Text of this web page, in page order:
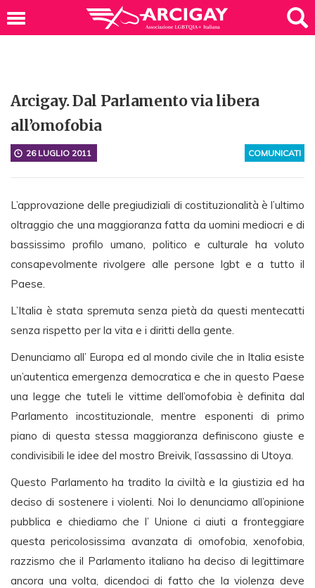
Arcigay. Dal Parlamento via libera
all’omofobia
COMUNICATI
26 LUGLIO 2011
L’approvazione delle pregiudiziali di costituzionalità è l’ultimo
oltraggio che una maggioranza fatta da uomini mediocri e di
bassissimo profilo umano, politico e culturale ha voluto
consapevolmente rivolgere alle persone lgbt e a tutto il
Paese.
L’Italia è stata spremuta senza pietà da questi mentecatti
senza rispetto per la vita e i diritti della gente.
Denunciamo all’ Europa ed al mondo civile che in Italia esiste
un’autentica emergenza democratica e che in questo Paese
una legge che tuteli le vittime dell’omofobia è definita dal
Parlamento incostituzionale, mentre esponenti di primo
piano di questa stessa maggioranza definiscono giuste e
condivisibili le idee del mostro Breivik, l’assassino di Utoya.
Questo Parlamento ha tradito la civiltà e la giustizia ed ha
deciso di sostenere i violenti. Noi lo denunciamo all’opinione
pubblica e chiediamo che l’ Unione ci aiuti a fronteggiare
questa pericolosissima avanzata di omofobia, xenofobia,
razzismo che il Parlamento italiano ha deciso di legittimare
ancora una volta, dicendoci di fatto che la violenza deve